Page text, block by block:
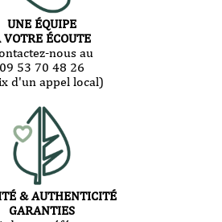
UNE ÉQUIPE
VOTRE ÉCOUTE
nous au
09 53 70 48 26
d'un appel local)
& AUTHENTICITÉ
GARANTIES